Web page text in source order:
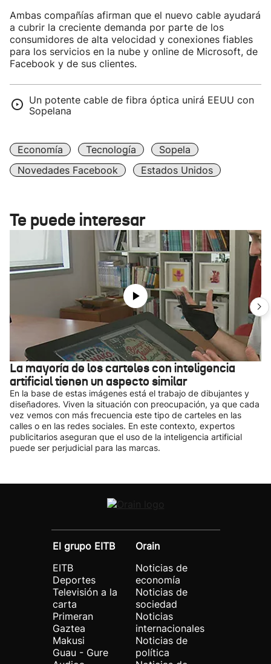
Ambas compañías afirman que el nuevo cable ayudará
a cubrir la creciente demanda por parte de los
consumidores de alta velocidad y conexiones fiables
para los servicios en la nube y online de Microsoft, de
Facebook y de sus clientes.
Un potente cable de fibra óptica unirá EEUU con
Sopelana
Economía Tecnología
Sopela
Novedades Facebook
Estados Unidos
Te puede interesar
La mayoría de los carteles con inteligencia
artificial tienen un aspecto similar
En la base de estas imágenes está el trabajo de dibujantes y
diseñadores. Viven la situación con preocupación, ya que cada
vez vemos con más frecuencia este tipo de carteles en las
calles o en las redes sociales. En este contexto, expertos
publicitarios aseguran que el uso de la inteligencia artificial
puede ser perjudicial para las marcas.
El grupo EITB
EITB
Deportes
Televisión a la
carta
Primeran
Gaztea
Makusi
Guau - Gure
Orain
Noticias de
economía
Noticias de
sociedad
Noticias
internacionales
Noticias de
política